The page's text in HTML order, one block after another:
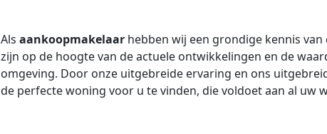
Als aankoopmakelaar hebben wij een grondige kennis
zijn op de hoogte van de actuele ontwikkelingen en de
omgeving. Door onze uitgebreide ervaring en ons
de perfecte woning voor u te vinden, die voldoet aan al uw